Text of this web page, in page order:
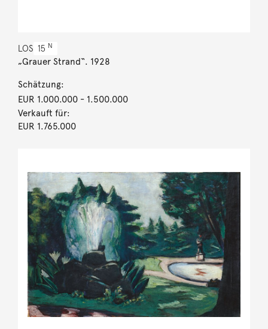
LOS 15 N
„Grauer Strand“. 1928
Schätzung:
EUR 1.000.000- 1.500.000
Verkauft für:
EUR 1.765.000